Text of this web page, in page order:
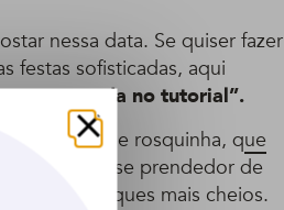
nessa data. Se quiser fazer
festas sofisticadas, aqui
aprenda no tutorial”.
ou o coque rosquinha, que
donut”
. Esse prendedor de
aqueles coques mais cheios.
Fechar